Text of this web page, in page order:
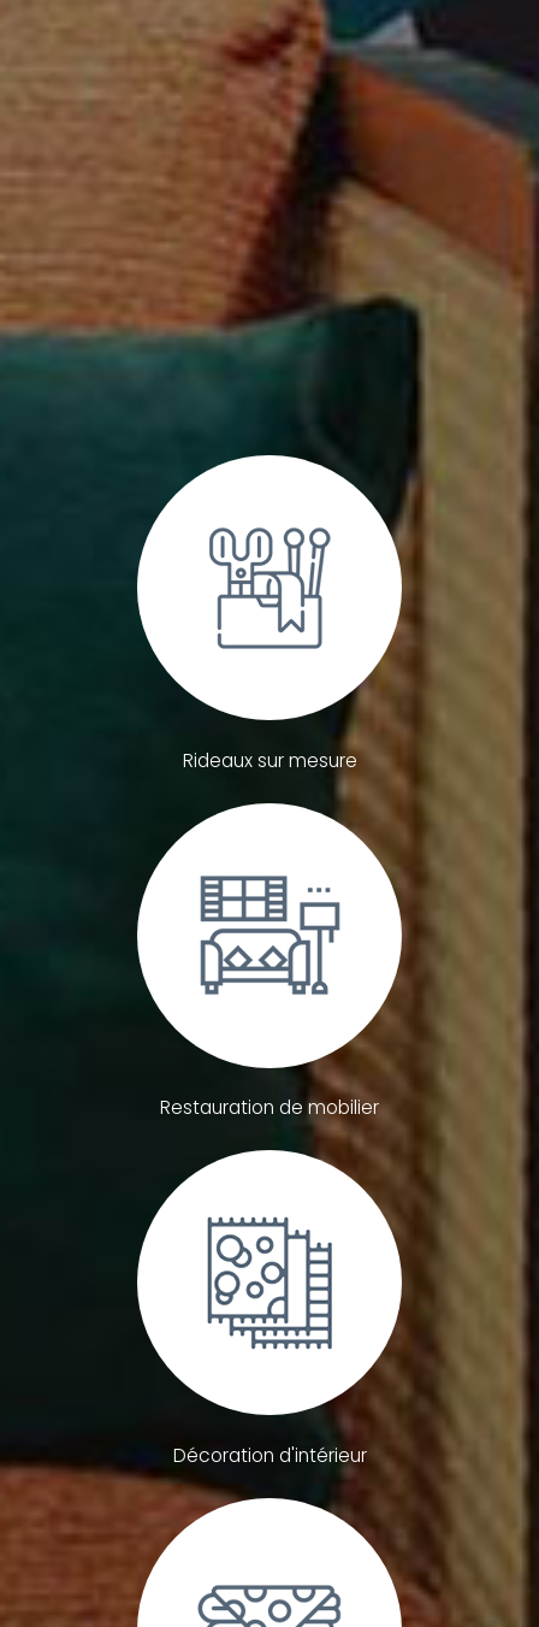
Rideaux sur mesure
Restauration de mobilier
Décoration d'intérieur